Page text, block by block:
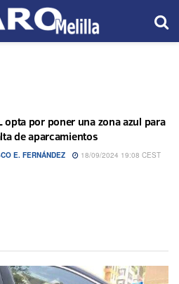
opta por poner una zona azul para
de aparcamientos
E. FERNÁNDEZ
18/09/2024 19:08 CEST